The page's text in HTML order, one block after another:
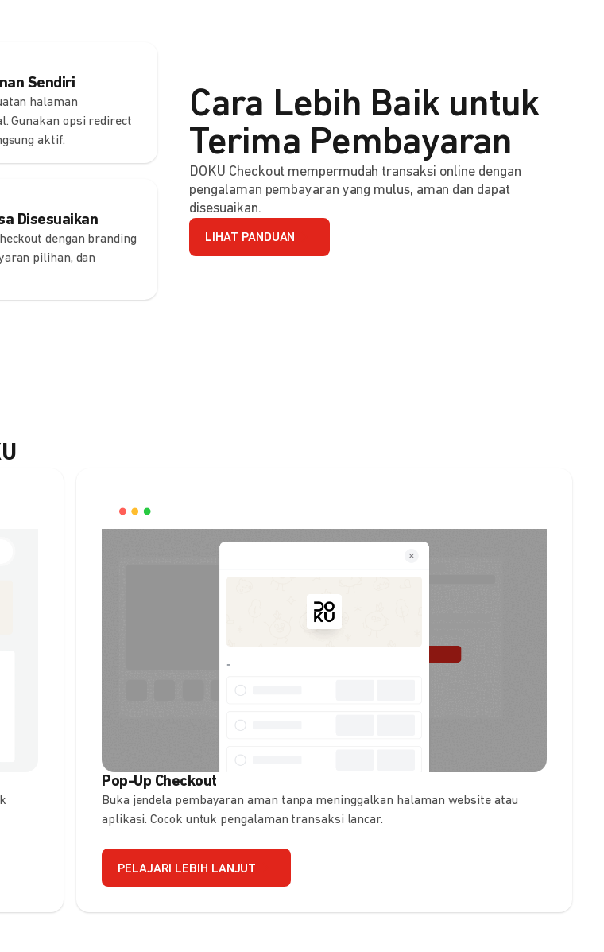
Sendiri
halaman
Gunakan opsi redirect
aktif.
Disesuaikan
dengan branding
pilihan, dan
Cara Lebih Baik untuk
Terima Pembayaran
DOKU Checkout mempermudah transaksi online dengan
pengalaman pembayaran yang mulus, aman dan dapat
disesuaikan.
LIHAT PANDUAN
Pop-Up Checkout
Buka jendela pembayaran aman tanpa meninggalkan halaman website atau
aplikasi. Cocok untuk pengalaman transaksi lancar.
PELAJARI LEBIH LANJUT